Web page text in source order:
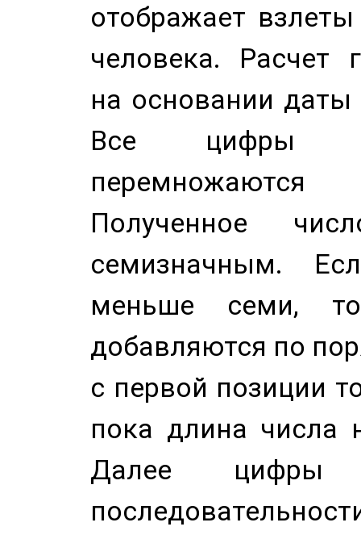
отображает
человека. Расчет
на основании
Все цифры
Полученное
семизначным.
меньше семи,
добавляются по
с первой позиции
пока длина числа
Далее цифры